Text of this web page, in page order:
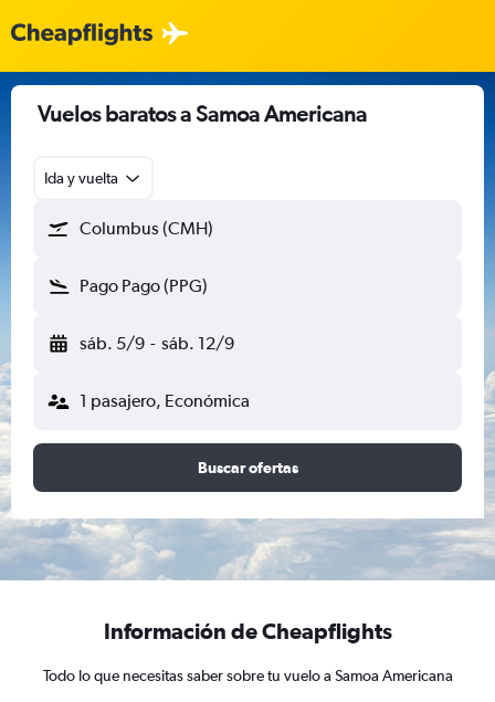
Vuelos baratos a Samoa Americana
Ida y vuelta
Columbus (CMH)
Pago Pago (PPG)
sáb. 5/9 - sáb. 12/9
1 pasajero, Económica
Buscar ofertas
Información de Cheapflights
Todo lo que necesitas saber sobre tu vuelo a Samoa Americana